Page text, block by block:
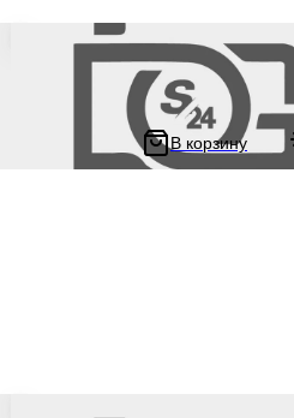
Фильтр топливный для
универсальный с магнитом,
шланги d6, хомуты, зеленый
95.33 ₽ В корзину